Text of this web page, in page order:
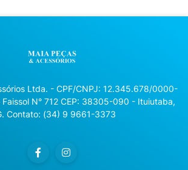
Ltda. - CPF/CNPJ: 12.345.678/0000-
N° 712 CEP: 38305-090 - Ituiutaba,
Contato: (34) 9 9661-3373